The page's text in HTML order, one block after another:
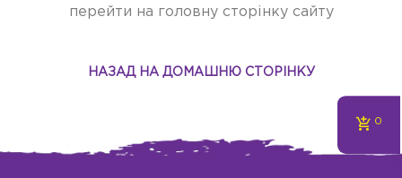
перейти на головну сторінку сайту
НАЗАД НА ДОМАШНЮ СТОРІНКУ
0